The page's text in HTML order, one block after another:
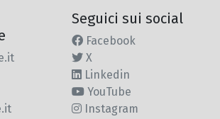
Seguici sui social
Facebook
X
Linkedin
YouTube
Instagram